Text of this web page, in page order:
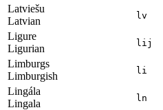
Latviešu
Latvian
lv
Ligure
Ligurian
lij
Limburgs
Limburgish
li
Lingála
Lingala
ln